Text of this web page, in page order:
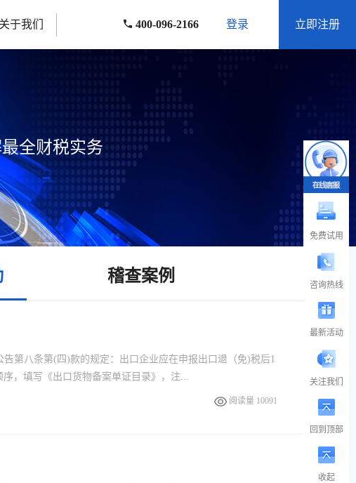
关于我们 400-096-2166 登录 立即注册
全财税实务
稽查案例
第八条第(四)款的规定：出口企业应在申报出口退（免)税后1
，填写《出口货物备案单证目录》，注...
阅读量 10091
免费试用
咨询热线
最新活动
关注我们
回到顶部
收起